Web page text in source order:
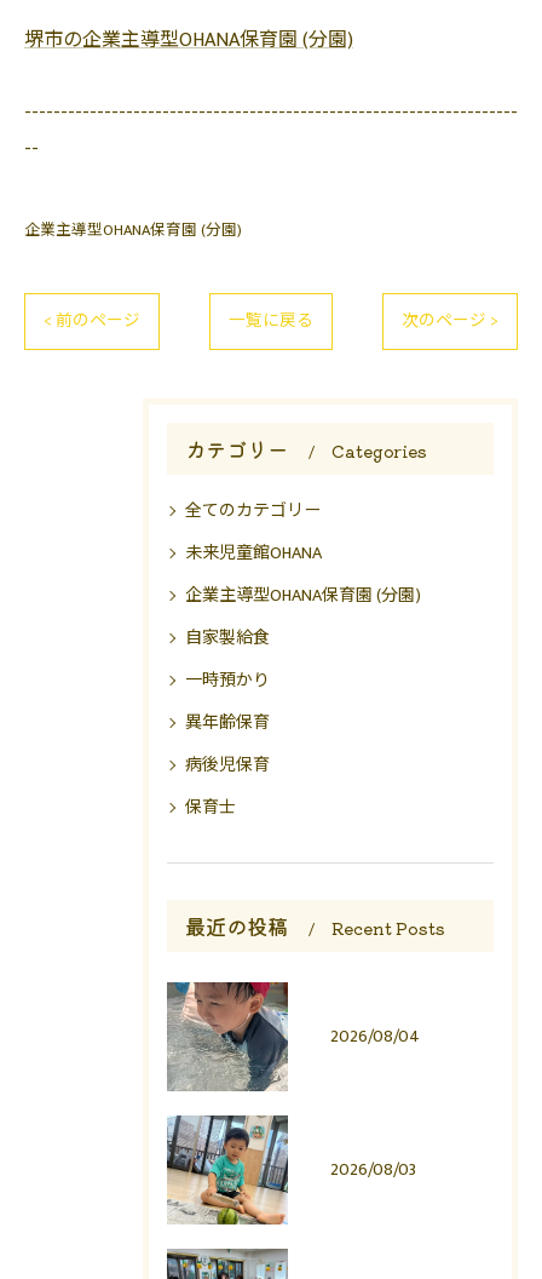
堺市の企業主導型OHANA保育園 (分園)
--------------------------------------------------------------------
--
企業主導型OHANA保育園 (分園)
< 前のページ 一覧に戻る 次のページ >
カテゴリー Categories
全てのカテゴリー
未来児童館OHANA
企業主導型OHANA保育園 (分園)
自家製給食
一時預かり
異年齢保育
病後児保育
保育士
最近の投稿 Recent Posts
2026/08/04
2026/08/03